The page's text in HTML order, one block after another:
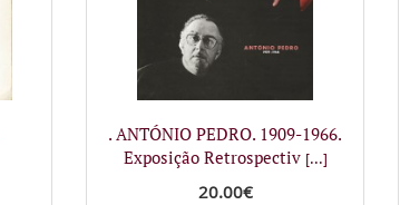
. ANTÓNIO PEDRO. 1909-1966.
Exposição Retrospectiv [...]
20.00€